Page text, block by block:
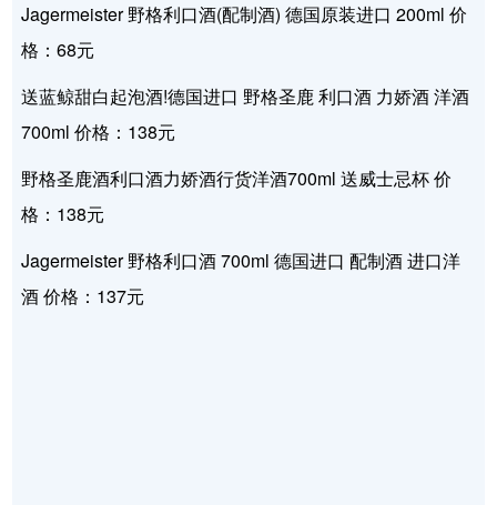
Jagermeister 野格利口酒(配制酒) 德国原装进口 200ml 价
格：68元
送蓝鲸甜白起泡酒!德国进口 野格圣鹿 利口酒 力娇酒 洋酒
700ml 价格：138元
野格圣鹿酒利口酒力娇酒行货洋酒700ml 送威士忌杯 价
格：138元
Jagermeister 野格利口酒 700ml 德国进口 配制酒 进口洋
酒 价格：137元